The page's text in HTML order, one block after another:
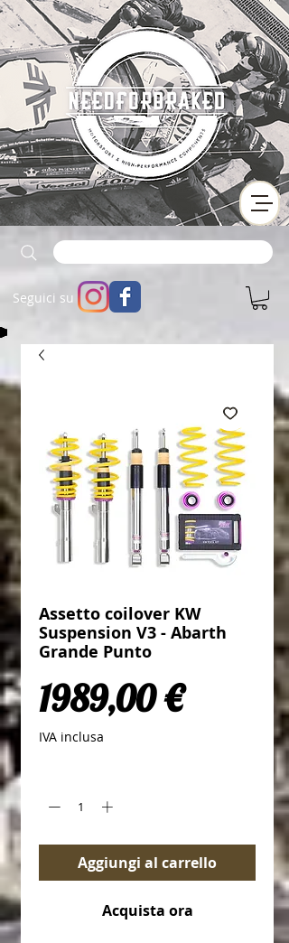
Seguici su
Assetto coilover KW
Suspension V3 - Abarth
Grande Punto
1989,00 €Prezzo
IVA inclusa
Aggiungi al carrello
Acquista ora